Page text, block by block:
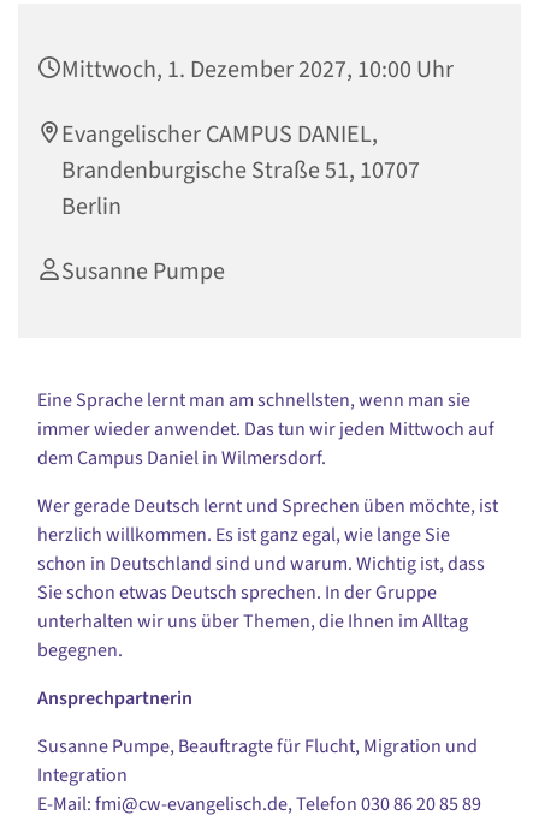
Mittwoch, 1. Dezember 2027, 10:00 Uhr
Evangelischer CAMPUS DANIEL,
Brandenburgische Straße 51, 10707
Berlin
Susanne Pumpe
Eine Sprache lernt man am schnellsten, wenn man sie
immer wieder anwendet. Das tun wir jeden Mittwoch auf
dem Campus Daniel in Wilmersdorf.
Wer gerade Deutsch lernt und Sprechen üben möchte, ist
herzlich willkommen. Es ist ganz egal, wie lange Sie
schon in Deutschland sind und warum. Wichtig ist, dass
Sie schon etwas Deutsch sprechen. In der Gruppe
unterhalten wir uns über Themen, die Ihnen im Alltag
begegnen.
Ansprechpartnerin
Susanne Pumpe, Beauftragte für Flucht, Migration und
Integration
E-Mail: fmi@cw-evangelisch.de, Telefon030 86 20 85 89